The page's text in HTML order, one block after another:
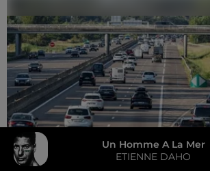
Un Homme A La Mer
ETIENNE DAHO